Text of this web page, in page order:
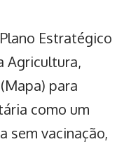
Estratégico
Agricultura,
para
como um
sem vacinação,